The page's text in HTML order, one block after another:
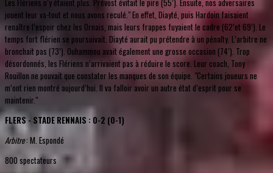
jouent leur va-tout et nous avons reculé." En effet, Diayté, puis Hardoin faisaient
renaître l’espoir chez les Ornais, mais leurs frappes fuyaient le cadre (62’et 69’). Le
temps fort flérien se poursuivait. Diayté aurait pu prétendre à un pénalty. L’arbitre ne
bronchait pas (73’). Ouhammou avait également une grosse occasion (74’). Trop
désordonnés, les Flériens n’arrivaient pas à réduire le score. Leur coach, Tony
Rouillon ne pouvait que constater les manques de son équipe. "Certains joueurs ne
m’ont rien montré aujourd’hui. Il va falloir avoir un autre état d’esprit pour se
maintenir."
FLERS - STADE RENNAIS : 0-2 (0-1)
Arbitre: M. Espondé
800 spectateurs